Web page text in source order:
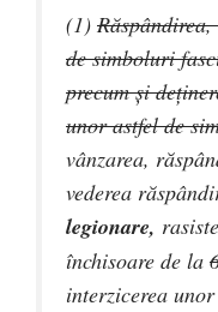
(1)
de simboluri
precum şi
unor astfel de
vânzarea,
vederea
legionare,
închisoare de la
interzicerea